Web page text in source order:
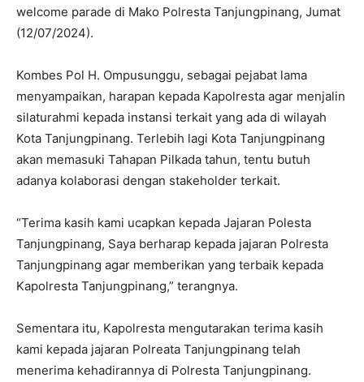
welcome parade di Mako Polresta Tanjungpinang, Jumat
(12/07/2024).
Kombes Pol H. Ompusunggu, sebagai pejabat lama
menyampaikan, harapan kepada Kapolresta agar menjalin
silaturahmi kepada instansi terkait yang ada di wilayah
Kota Tanjungpinang. Terlebih lagi Kota Tanjungpinang
akan memasuki Tahapan Pilkada tahun, tentu butuh
adanya kolaborasi dengan stakeholder terkait.
“Terima kasih kami ucapkan kepada Jajaran Polesta
Tanjungpinang, Saya berharap kepada jajaran Polresta
Tanjungpinang agar memberikan yang terbaik kepada
Kapolresta Tanjungpinang,” terangnya.
Sementara itu, Kapolresta mengutarakan terima kasih
kami kepada jajaran Polreata Tanjungpinang telah
menerima kehadirannya di Polresta Tanjungpinang.